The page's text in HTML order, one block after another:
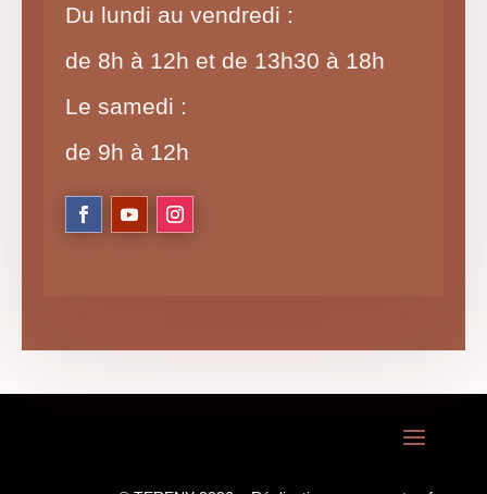
Du lundi au vendredi :
de 8h à 12h et de 13h30 à 18h
Le samedi :
de 9h à 12h